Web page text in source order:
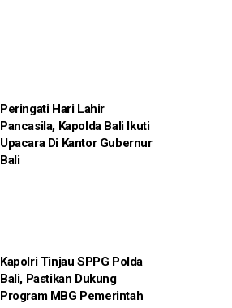
Peringati Hari Lahir
Pancasila, Kapolda Bali Ikuti
Upacara Di Kantor Gubernur
Bali
Kapolri Tinjau SPPG Polda
Bali, Pastikan Dukung
Program MBG Pemerintah